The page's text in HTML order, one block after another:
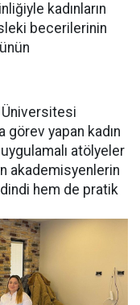
kadınların
becerilerinin
Üniversitesi
yapan kadın
atölyeler
akademisyenlerin
hem de pratik